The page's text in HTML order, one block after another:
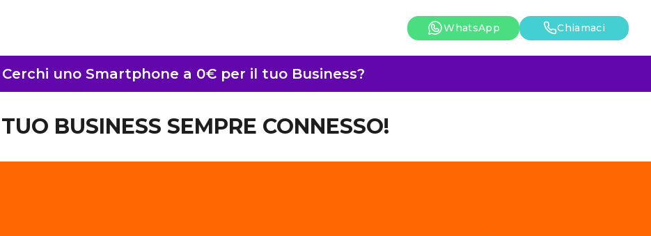
WhatsApp Chiamaci
Cerchi uno Smartphone a 0€ per il tuo Business?
BUSINESS SEMPRE CONNESSO!